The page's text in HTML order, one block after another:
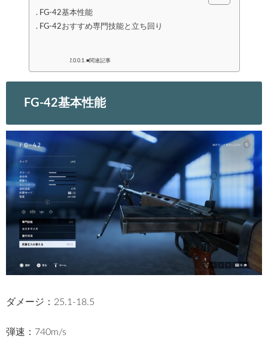
FG-42基本性能
FG-42おすすめ専門技能と立ち回り
■関連記事
FG-42基本性能
ダメージ：25.1 -18.5
弾速：740m/s